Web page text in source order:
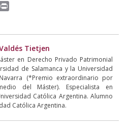
n
t
Tietjen
en Derecho Privado Patrimonial
de Salamanca y la Universidad
(*Premio extraordinario por
del Máster). Especialista en
Católica Argentina. Alumno
Católica Argentina.